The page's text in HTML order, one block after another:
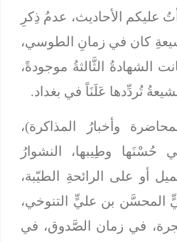
عليكم الأحاديث، عدمُ ذِكرِ
كان في زمانِ الطوسي،
الشهادةُ الثَّالثةُ موجودةً،
تُردِّدها عَلَنَاً في بغداد.
وأخبارُ المذاكرة)،
حُسْنَها وطِيبها، النشوارُ
أو على الرائحةِ الطيّبة،
المحسَّن بن عليٍّ التنوخي،
سنة 384 للهجرة، في زمان الصَّدوق، في